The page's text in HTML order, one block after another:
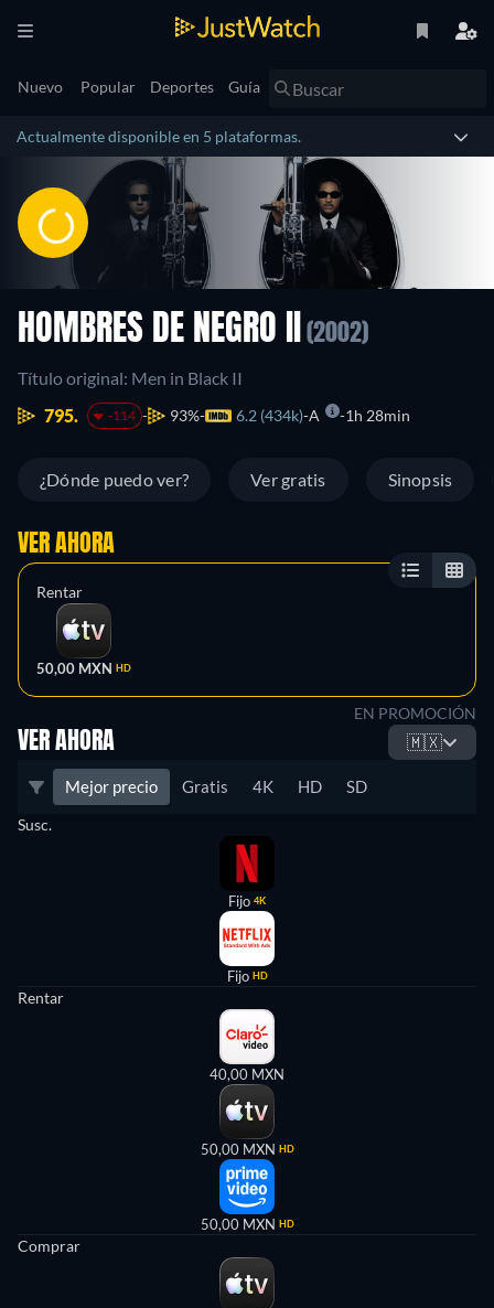
Nuevo Popular Deportes Guía
Actualmente disponible en 5 plataformas.
HOMBRES DE NEGRO II (2002)
Título original: Men in Black II
795.
-114 93% 6.2 (434k) A 1h 28min
¿Dónde puedo ver? Ver gratis Sinopsis
VER AHORA
Rentar
50,00 MXN HD
EN PROMOCIÓN
VER AHORA 🇲🇽
Mejor precio Gratis 4K HD SD
Susc.
Fijo 4K
Fijo HD
Rentar
40,00 MXN
50,00 MXN HD
50,00 MXN HD
Comprar